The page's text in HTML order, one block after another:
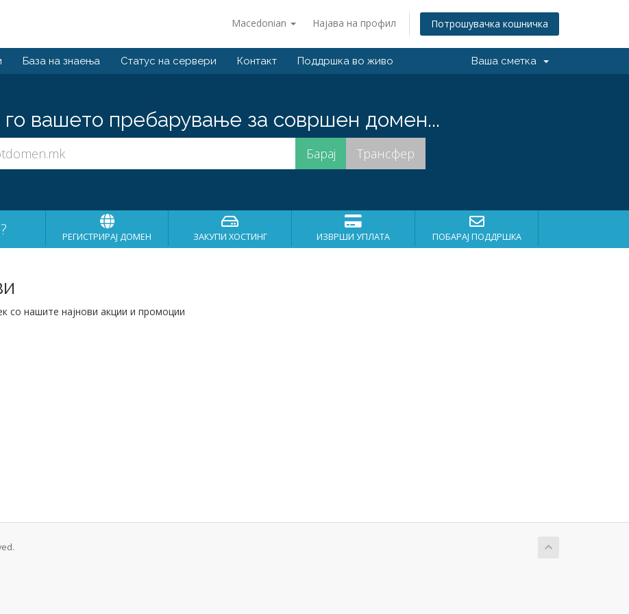
Macedonian Најава на профил Потрошувачка кошничка
База на знаења Статус на сервери Контакт Поддршка во живо Ваша сметка
го вашето пребарување за совршен домен...
РЕГИСТРИРАЈ ДОМЕН ЗАКУПИ ХОСТИНГ ИЗВРШИ УПЛАТА ПОБАРАЈ ПОДДРШКА
со нашите најнови акции и промоции